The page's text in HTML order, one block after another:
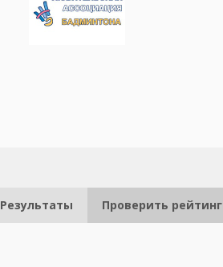
Результаты Проверить рейтинг